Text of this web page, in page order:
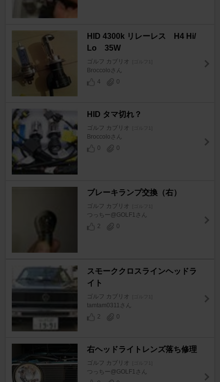
HID 4300k リレーレス H4 Hi/
Lo 35W
ゴルフ カブリオ [ゴルフ1]
Broccoloさん
4
0
HID タマ切れ？
ゴルフ カブリオ [ゴルフ1]
Broccoloさん
0
0
ブレーキランプ交換（右）
ゴルフ カブリオ [ゴルフ1]
つっちー@GOLF1さん
2
0
スモーククロスラインヘッドラ
イト
ゴルフ カブリオ [ゴルフ1]
tamtam0311さん
2
0
右ヘッドライトレンズ落ち修理
ゴルフ カブリオ [ゴルフ1]
つっちー@GOLF1さん